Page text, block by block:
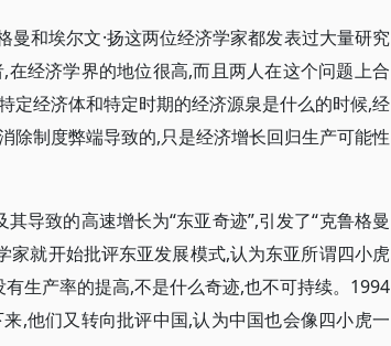
和埃尔文·扬这两位经济学家都发表过大量研究
经济学界的地位很高,而且两人在这个问题上合
定经济体和特定时期的经济源泉是什么的时候,经
除制度弊端导致的,只是经济增长回归生产可能性
导致的高速增长为“东亚奇迹”,引发了“克鲁格曼
就开始批评东亚发展模式,认为东亚所谓四小虎
生产率的提高,不是什么奇迹,也不可持续。1994
,他们又转向批评中国,认为中国也会像四小虎一